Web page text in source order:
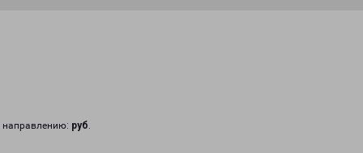
руб.